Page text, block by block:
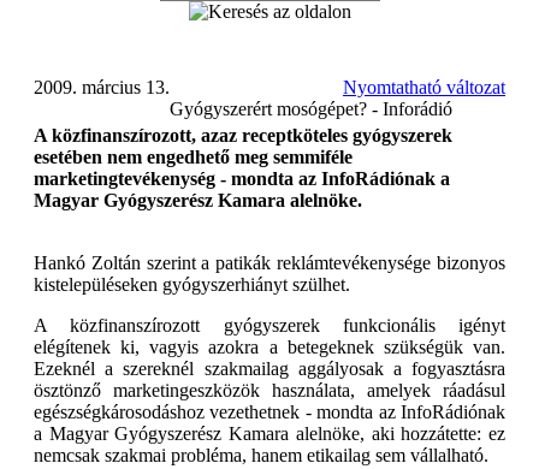
Nyomtatható változat
2009. március 13.
Gyógyszerért mosógépet? - Inforádió
A közfinanszírozott, azaz receptköteles gyógyszerek
esetében nem engedhető meg semmiféle
marketingtevékenység - mondta az InfoRádiónak a
Magyar Gyógyszerész Kamara alelnöke.
Hankó Zoltán szerint a patikák reklámtevékenysége bizonyos
kistelepüléseken gyógyszerhiányt szülhet.
A közfinanszírozott gyógyszerek funkcionális igényt
elégítenek ki, vagyis azokra a betegeknek szükségük van.
Ezeknél a szereknél szakmailag aggályosak a fogyasztásra
ösztönző marketingeszközök használata, amelyek ráadásul
egészségkárosodáshoz vezethetnek - mondta az InfoRádiónak
a Magyar Gyógyszerész Kamara alelnöke, aki hozzátette: ez
nemcsak szakmai probléma, hanem etikailag sem vállalható.